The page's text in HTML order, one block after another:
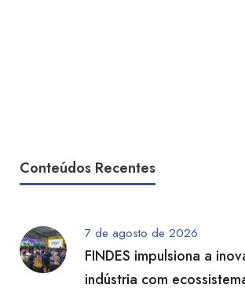
Conteúdos Recentes
7 de agosto de 2026
FINDES impulsiona a
indústria com